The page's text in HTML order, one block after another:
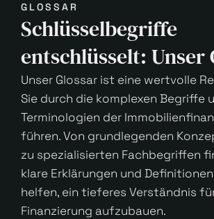
GLOSSAR
Schlüsselbegriffe
entschlüsselt: Unser
Unser Glossar ist eine wertvolle
Sie durch die komplexen Begriffe
Terminologien der
führen. Von grundlegenden
zu spezialisierten Fachbegriffen
klare Erklärungen und
helfen, ein tieferes Verständnis
Finanzierung aufzubauen.